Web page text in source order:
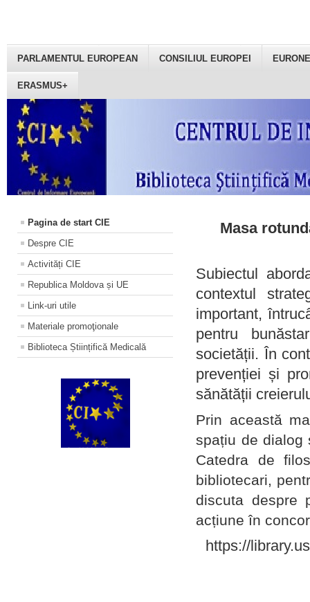
PARLAMENTUL EUROPEAN CONSILIUL EUROPEI
ERASMUS+
Pagina de start CIE
Despre CIE
Activități CIE
Republica Moldova și UE
Link-uri utile
Materiale promoţionale
Biblioteca Științifică Medicală
Masa
Subiectul
contextul
important,
pentru
societății. În
prevenției și
sănătății
Prin această
spațiu de dialog
Catedra de
bibliotecari,
discuta despre
acțiune în
https://